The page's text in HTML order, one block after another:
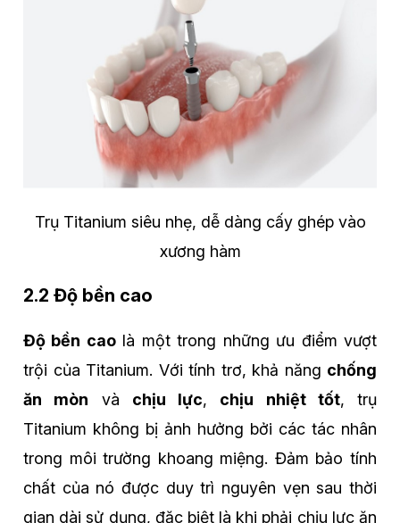
Trụ Titanium siêu nhẹ, dễ dàng cấy ghép vào
xương hàm
2.2 Độ bền cao
Độ bền caolà một trong những ưu điểm vượt
trội của Titanium. Với tính trơ, khả năng chống
ăn mòn và chịu lực, chịu nhiệt tốt, trụ
Titanium không bị ảnh hưởng bởi các tác nhân
trong môi trường khoang miệng. Đảm bảo tính
chất của nó được duy trì nguyên vẹn sau thời
gian dài sử dụng, đặc biệt là khi phải chịu lực ăn